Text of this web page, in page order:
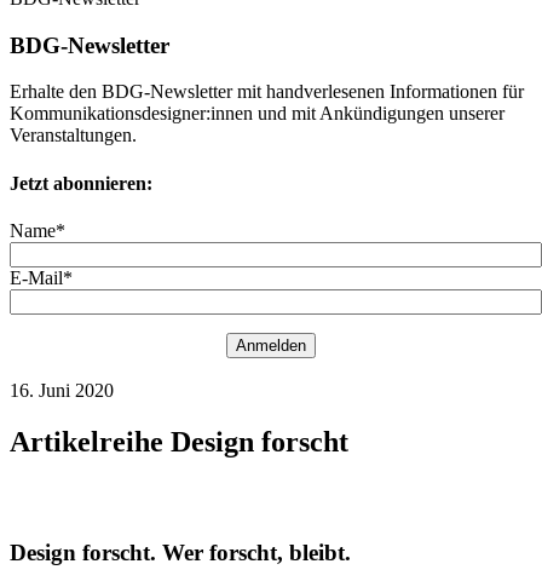
BDG-Newsletter
Erhalte den BDG-Newsletter mit handverlesenen Informationen für
Kommunikationsdesigner:innen und mit Ankündigungen unserer
Veranstaltungen.
Jetzt abonnieren:
Name*
E-Mail*
Anmelden
16. Juni 2020
Artikelreihe Design forscht
Design forscht. Wer forscht, bleibt.